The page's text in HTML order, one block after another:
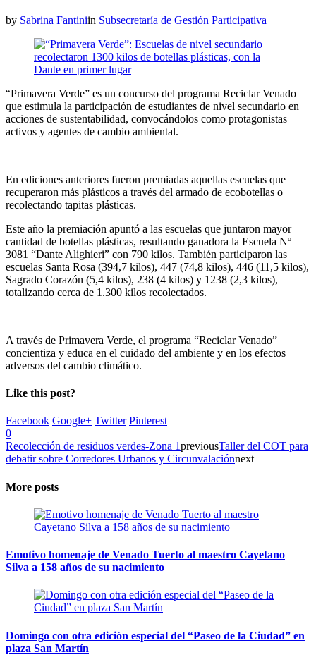
by Sabrina Fantiniin Subsecretaría de Gestión Participativa
“Primavera Verde” es un concurso del programa Reciclar Venado
que estimula la participación de estudiantes de nivel secundario en
acciones de sustentabilidad, convocándolos como protagonistas
activos y agentes de cambio ambiental.
En ediciones anteriores fueron premiadas aquellas escuelas que
recuperaron más plásticos a través del armado de ecobotellas o
recolectando tapitas plásticas.
Este año la premiación apuntó a las escuelas que juntaron mayor
cantidad de botellas plásticas, resultando ganadora la Escuela Nº
3081 “Dante Alighieri” con 790 kilos. También participaron las
escuelas Santa Rosa (394,7 kilos), 447 (74,8 kilos), 446 (11,5 kilos),
Sagrado Corazón (5,4 kilos), 238 (4 kilos) y 1238 (2,3 kilos),
totalizando cerca de 1.300 kilos recolectados.
A través de Primavera Verde, el programa “Reciclar Venado”
concientiza y educa en el cuidado del ambiente y en los efectos
adversos del cambio climático.
Like this post?
Facebook Google+ Twitter Pinterest
0
Recolección de residuos verdes-Zona 1previousTaller del COT para
debatir sobre Corredores Urbanos y Circunvalaciónnext
More posts
Emotivo homenaje de Venado Tuerto al maestro Cayetano
Silva a 158 años de su nacimiento
Domingo con otra edición especial del “Paseo de la Ciudad” en
plaza San Martín